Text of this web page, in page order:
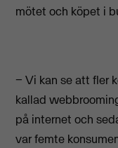
mötet och köpet i
− Vi kan se att fler
kallad
på internet och
var femte